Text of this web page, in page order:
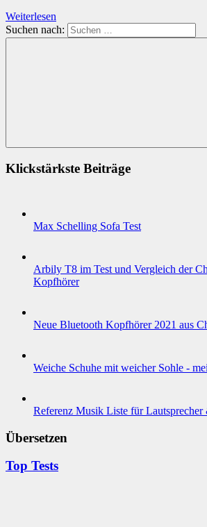
Weiterlesen
Suchen nach:
Klickstärkste Beiträge
Max Schelling Sofa Test
Arbily T8 im Test und Vergleich der
Kopfhörer
Übersetzen